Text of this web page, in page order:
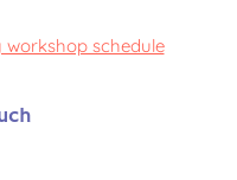
workshop schedule